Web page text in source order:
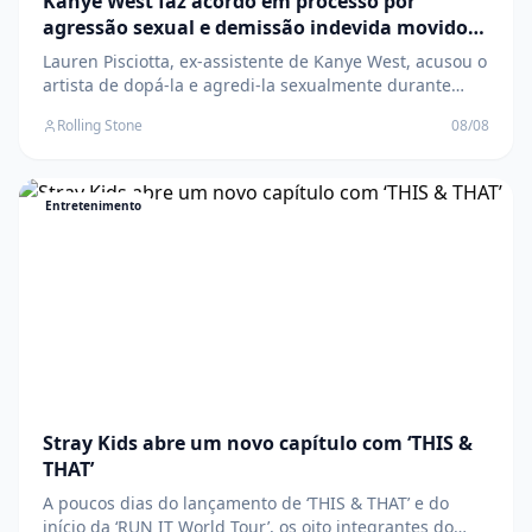
agressão sexual e demissão indevida movido
por ex-funcionária
Lauren Pisciotta, ex-assistente de Kanye West, acusou o
artista de dopá-la e agredi-la sexualmente durante
West faz acordo em processo por agressão sexual e
Rolling Stone 08/08
Entretenimento
Stray Kids abre um novo capítulo com ‘THIS &
THAT’
A poucos dias do lançamento de ‘THIS & THAT’ e do
início da ‘RUN IT World Tour’, os oito integrantes do